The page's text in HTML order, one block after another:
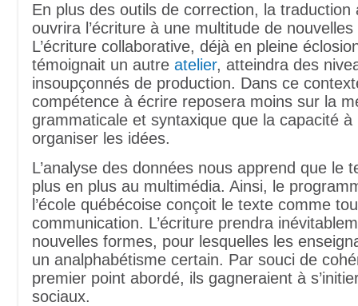
En plus des outils de correction, la traduction
ouvrira l’écriture à une multitude de
L’écriture collaborative, déjà en pleine
témoignait un autre atelier, atteindra des
insoupçonnés de production. Dans ce
compétence à écrire reposera moins sur la
grammaticale et syntaxique que la capacité à
organiser les idées.
L’analyse des données nous apprend que le
plus en plus au multimédia. Ainsi, le
l’école québécoise conçoit le texte comme
communication. L’écriture prendra
nouvelles formes, pour lesquelles les
un analphabétisme certain. Par souci de
premier point abordé, ils gagneraient à
sociaux.